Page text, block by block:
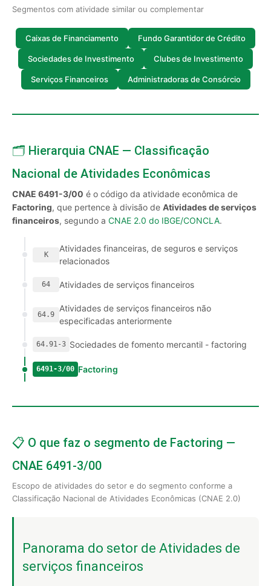
Segmentos com atividade similar ou complementar
Caixas de Financiamento Fundo Garantidor de Crédito
Sociedades de Investimento Clubes de Investimento
Serviços Financeiros Administradoras de Consórcio
🗂️ Hierarquia CNAE — Classificação
Nacional de Atividades Econômicas
CNAE 6491-3/00 é o código da atividade econômica de
Factoring, que pertence à divisão de Atividades de serviços
financeiros, segundo a CNAE 2.0 do IBGE/CONCLA.
K
Atividades financeiras, de seguros e serviços
relacionados
64 Atividades de serviços financeiros
64.9
Atividades de serviços financeiros não
especificadas anteriormente
64.91-3 Sociedades de fomento mercantil - factoring
6491-3/00 Factoring
📋 O que faz o segmento de Factoring —
CNAE 6491-3/00
Escopo de atividades do setor e do segmento conforme a
Classificação Nacional de Atividades Econômicas (CNAE 2.0)
Panorama do setor de Atividades de
serviços financeiros